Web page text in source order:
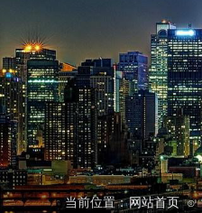
当前位置：网站首页 ⊙